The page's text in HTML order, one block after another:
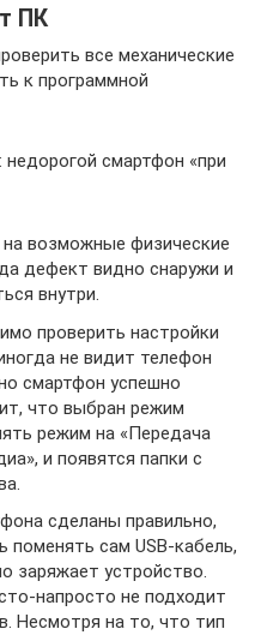
ПК
все механические
к программной
смартфон «при
на возможные физические
дефект видно снаружи и
внутри.
проверить настройки
не видит телефон
смартфон успешно
что выбран режим
режим на «Передача
и появятся папки с
сделаны правильно,
поменять сам USB-кабель,
заряжает устройство.
напросто не подходит
Несмотря на то, что тип